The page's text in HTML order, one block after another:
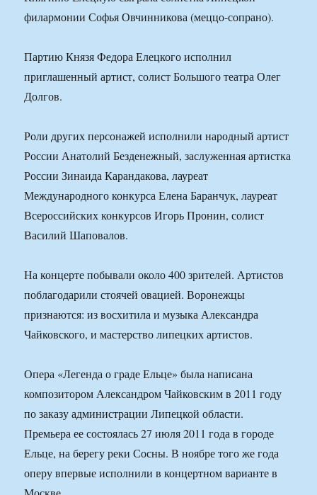
филармонии Софья Овчинникова (меццо-сопрано).
Партию Князя Федора Елецкого исполнил
приглашенный артист, солист Большого театра Олег
Долгов.
Роли других персонажей исполнили народный артист
России Анатолий Безденежный, заслуженная артистка
России Зинаида Карандакова, лауреат
Международного конкурса Елена Баранчук, лауреат
Всероссийских конкурсов Игорь Пронин, солист
Василий Шаповалов.
На концерте побывали около 400 зрителей. Артистов
поблагодарили стоячей овацией. Воронежцы
признаются: из восхитила и музыка Александра
Чайковского, и мастерство липецких артистов.
Опера «Легенда о граде Ельце» была написана
композитором Александром Чайковским в 2011 году
по заказу администрации Липецкой области.
Премьера ее состоялась 27 июля 2011 года в городе
Ельце, на берегу реки Сосны. В ноябре того же года
оперу впервые исполнили в концертном варианте в